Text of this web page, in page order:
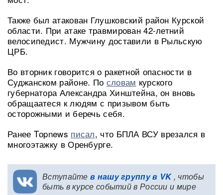
Также был атакован Глушковский район Курской
области. При атаке травмирован 42-летний
велосипедист. Мужчину доставили в Рыльскую
ЦРБ.
Во вторник говорится о ракетной опасности в
Суджанском районе. По словам курского
губернатора Александра Хинштейна, он вновь
обращаатеся к людям с призывом быть
осторожными и беречь себя.
Ранее Tоpnews писал, что БПЛА ВСУ врезался в
многоэтажку в Оренбурге.
Вступайте в нашу группу в VK, чтобы
быть в курсе событий в России и мире